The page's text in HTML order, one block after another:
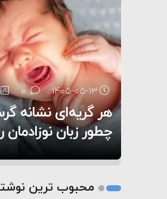
ایران
کشورهایی که به
۱۰:۱۵
سنتکام پایان
۶:۰۵
۱۴۰۵-۰۵-۱۳ 0
هر گریه‌ای نشانه
چطور زبان نوزادمان
۱۴۰۵-۰۵-۱۲ 0
تغذیه پدر می‌تواند
تأثیر بگذارد
۱۴۰۵-۰۵-۱۲ 0
روی دیگر زندگی
2
محبوب ترین